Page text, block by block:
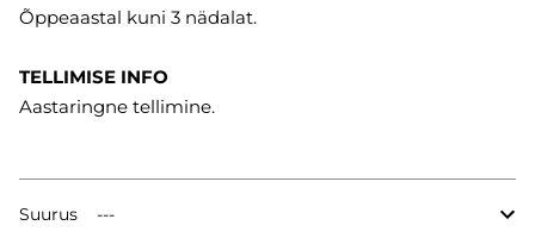
Õppeaastal kuni 3 nädalat.
TELLIMISE INFO
Aastaringne tellimine.
Suurus